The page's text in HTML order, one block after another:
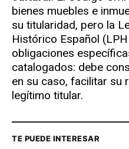
bienes muebles e
su titularidad, pero la
Histórico Español
obligaciones
catalogados: debe
en su caso, facilitar su
legítimo titular.
TE PUEDE INTERESAR